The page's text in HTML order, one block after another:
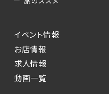
イベント情報
お店情報
求人情報
動画一覧